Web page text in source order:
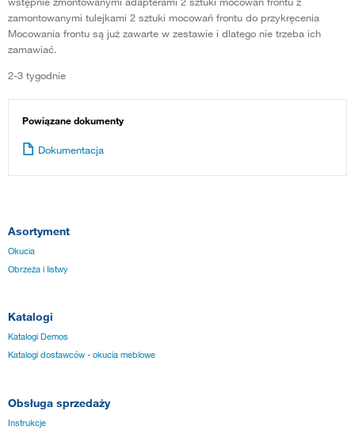
zamontowanymi tulejkami 2 sztuki mocowań frontu do przykręcenia
Mocowania frontu są już zawarte w zestawie i dlatego nie trzeba ich
zamawiać.
2-3 tygodnie
Powiązane dokumenty
Dokumentacja
Asortyment
Okucia
Obrzeża i listwy
Katalogi
Katalogi Demos
Katalogi dostawców - okucia meblowe
Obsługa sprzedaży
Instrukcje